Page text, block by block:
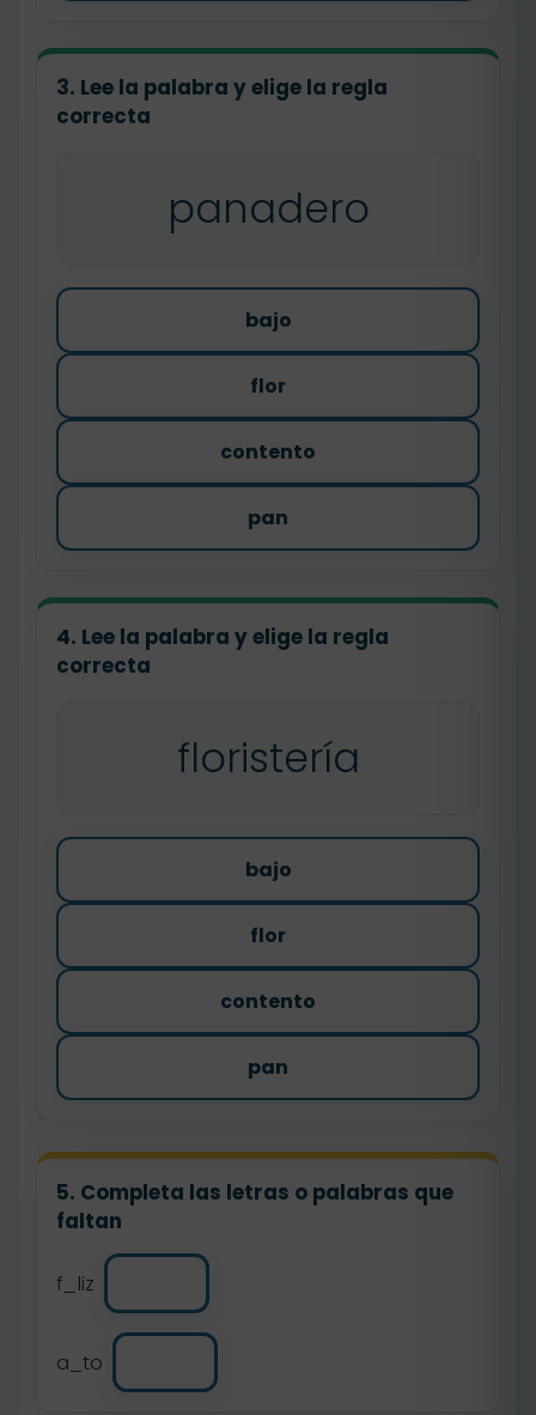
3. Lee la palabra y elige la regla
correcta
panadero
bajo
flor
contento
pan
4. Lee la palabra y elige la regla
correcta
floristería
bajo
flor
contento
pan
5. Completa las letras o palabras que
faltan
f_liz
a_to